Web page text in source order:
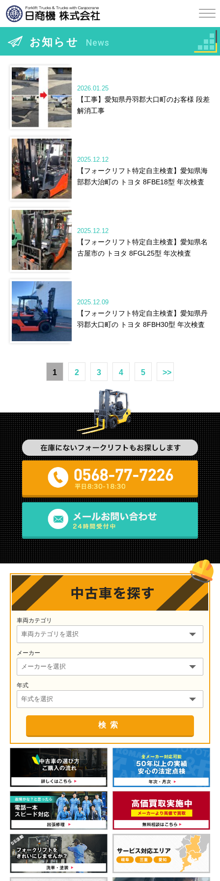
お知らせ News
2026.01.25
【工事】愛知県丹羽郡大口町のお客様 段差
解消工事
2025.12.12
【フォークリフト特定自主検査】愛知県海
部郡大治町の トヨタ 8FBE18型 年次検査
2025.12.12
【フォークリフト特定自主検査】愛知県名
古屋市の トヨタ 8FGL25型 年次検査
2025.12.09
【フォークリフト特定自主検査】愛知県丹
羽郡大口町の トヨタ 8FBH30型 年次検査
1 2 3 4 5 >>
車両カテゴリ
メーカー
年式
検索